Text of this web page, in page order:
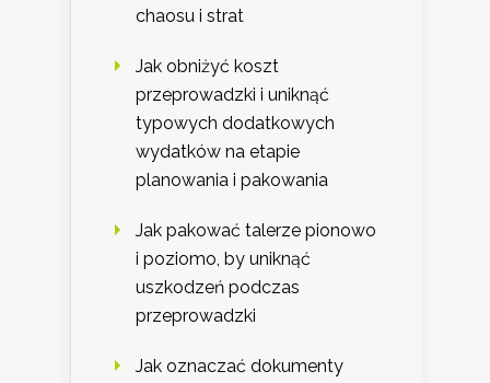
chaosu i strat
Jak obniżyć koszt
przeprowadzki i uniknąć
typowych dodatkowych
wydatków na etapie
planowania i pakowania
Jak pakować talerze pionowo
i poziomo, by uniknąć
uszkodzeń podczas
przeprowadzki
Jak oznaczać dokumenty